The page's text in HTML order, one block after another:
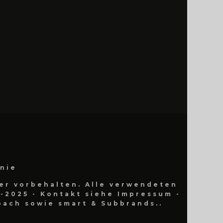
vorbehalten. Alle verwendeten
- Kontakt siehe Impressum -
sowie smart & Subbrands..